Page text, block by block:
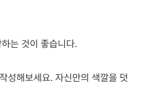
는 것이 좋습니다.
성해보세요. 자신만의 색깔을 덧